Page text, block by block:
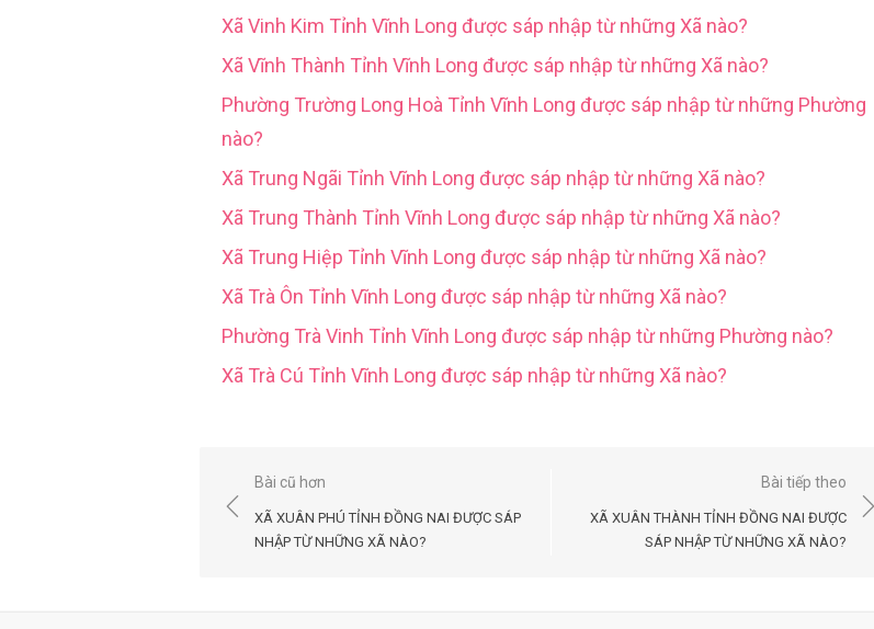
Xã Vinh Kim Tỉnh Vĩnh Long được sáp nhập từ những Xã nào?
Xã Vĩnh Thành Tỉnh Vĩnh Long được sáp nhập từ những Xã nào?
Phường Trường Long Hoà Tỉnh Vĩnh Long được sáp nhập từ những Phường
nào?
Xã Trung Ngãi Tỉnh Vĩnh Long được sáp nhập từ những Xã nào?
Xã Trung Thành Tỉnh Vĩnh Long được sáp nhập từ những Xã nào?
Xã Trung Hiệp Tỉnh Vĩnh Long được sáp nhập từ những Xã nào?
Xã Trà Ôn Tỉnh Vĩnh Long được sáp nhập từ những Xã nào?
Phường Trà Vinh Tỉnh Vĩnh Long được sáp nhập từ những Phường nào?
Xã Trà Cú Tỉnh Vĩnh Long được sáp nhập từ những Xã nào?
Điều
hướng
Bài cũ hơn
XÃ XUÂN PHÚ TỈNH ĐỒNG NAI ĐƯỢC SÁP
NHẬP TỪ NHỮNG XÃ NÀO?
Bài tiếp theo
XÃ XUÂN THÀNH TỈNH ĐỒNG NAI ĐƯỢC
SÁP NHẬP TỪ NHỮNG XÃ NÀO?